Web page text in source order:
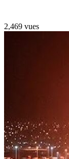
2,469 vues